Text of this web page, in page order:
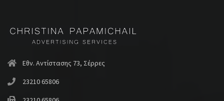
Εθν. Αντίστασης 73, Σέρρες
23210 65806